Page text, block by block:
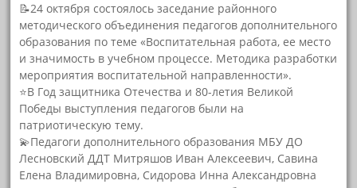
📝24 октября состоялось заседание районного
методического объединения педагогов дополнительного
образования по теме «Воспитательная работа, ее место
и значимость в учебном процессе. Методика разработки
мероприятия воспитательной направленности».
⭐В Год защитника Отечества и 80-летия Великой
Победы выступления педагогов были на
патриотическую тему.
💫Педагоги дополнительного образования МБУ ДО
Лесновский ДДТ Митряшов Иван Алексеевич, Савина
Елена Владимировна, Сидорова Инна Александровна